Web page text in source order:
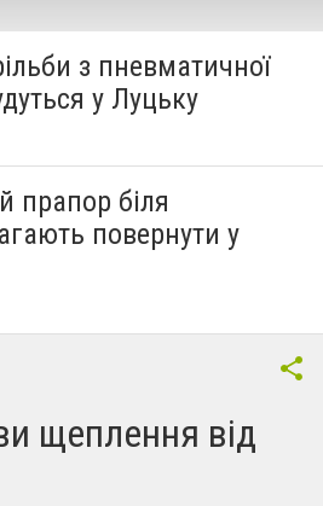
з пневматичної
у Луцьку
прапор біля
повернути у
щеплення від